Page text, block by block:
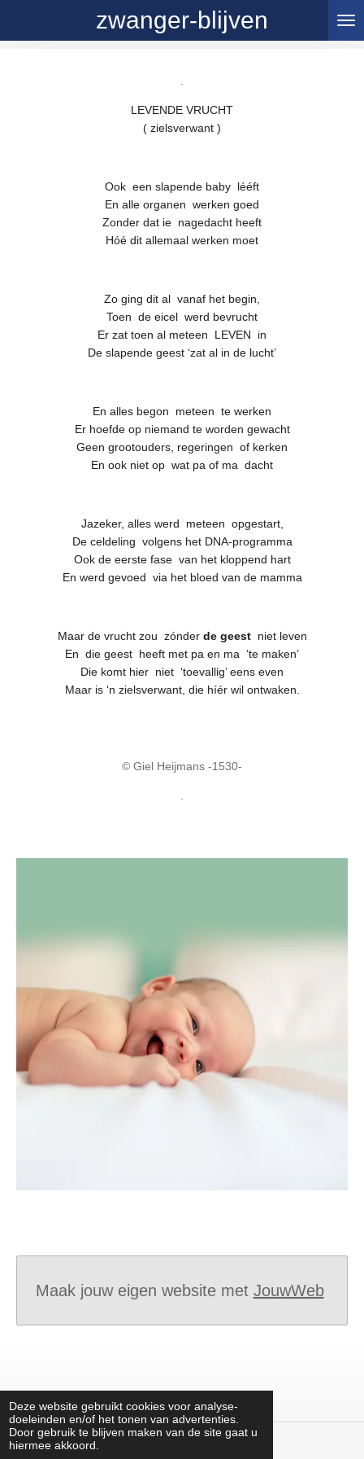
Deze website gebruikt cookies voor analyse-
doeleinden en/of het tonen van advertenties.
Door gebruik te blijven maken van de site gaat u
hiermee akkoord.
zwanger-blijven
LEVENDE VRUCHT
( zielsverwant )
Ook een slapende baby lééft
En alle organen werken goed
Zonder dat ie nagedacht heeft
Hóé dit allemaal werken moet
Zo ging dit al vanaf het begin,
Toen de eicel werd bevrucht
Er zat toen al meteen LEVEN in
De slapende geest ‘zat al in de lucht’
En alles begon meteen te werken
Er hoefde op niemand te worden gewacht
Geen grootouders, regeringen of kerken
En ook niet op wat pa of ma dacht
Jazeker, alles werd meteen opgestart,
De celdeling volgens het DNA-programma
Ook de eerste fase van het kloppend hart
En werd gevoed via het bloed van de mamma
Maar de vrucht zou zónder de geestniet leven
En die geest heeft met pa en ma ‘te maken’
Die komt hier niet ‘toevallig’ eens even
Maar is ‘n zielsverwant, die híér wil ontwaken.
© Giel Heijmans -1530-
Maak jouw eigen website met JouwWeb
© 2017 - 2026 zwanger-blijven